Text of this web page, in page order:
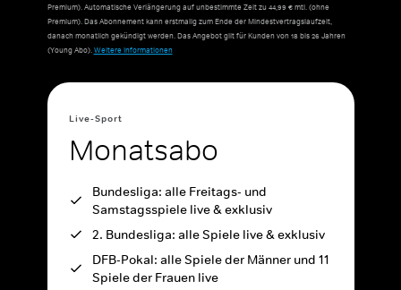
Premium). Automatische Verlängerung auf unbestimmte Zeit zu 44,99 € mtl. (ohne
Premium). Das Abonnement kann erstmalig zum Ende der Mindestvertragslaufzeit,
danach monatlich gekündigt werden. Das Angebot gilt für Kunden von 18 bis 26 Jahren
(Young Abo).Weitere Informationen
Live-Sport
Monatsabo
Bundesliga: alle Freitags- und
Samstagsspiele live & exklusiv
2. Bundesliga: alle Spiele live & exklusiv
DFB-Pokal: alle Spiele der Männer und 11
Spiele der Frauen live